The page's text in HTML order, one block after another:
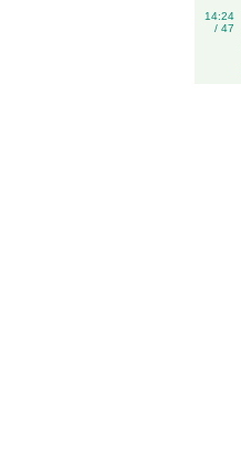
14:24
/ 47